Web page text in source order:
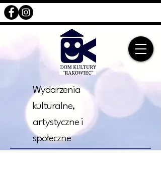
Wydarzenia
kulturalne,
artystyczne i
społeczne